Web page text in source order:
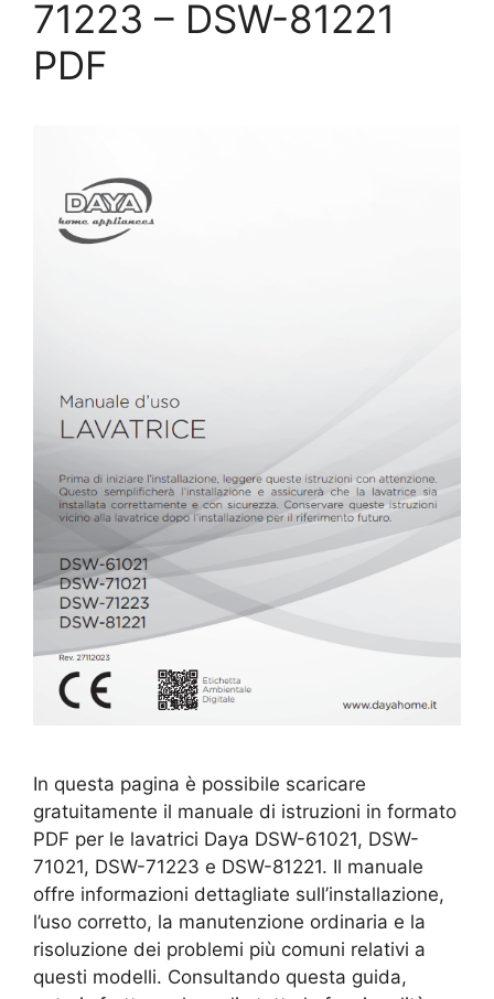
71223 – DSW-81221
PDF
In questa pagina è possibile scaricare
gratuitamente il manuale di istruzioni in formato
PDF per le lavatrici Daya DSW-61021, DSW-
71021, DSW-71223 e DSW-81221. Il manuale
offre informazioni dettagliate sull’installazione,
l’uso corretto, la manutenzione ordinaria e la
risoluzione dei problemi più comuni relativi a
questi modelli. Consultando questa guida,